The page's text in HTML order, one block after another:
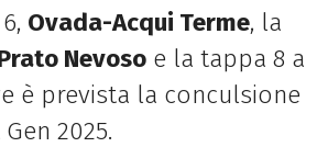
Ovada-Acqui Terme, la
Nevosoe la tappa 8 a
è prevista la conculsione
2025.